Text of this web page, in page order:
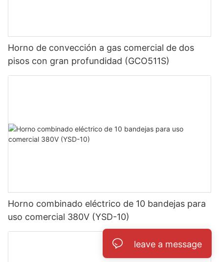
Horno de convección a gas comercial de dos
pisos con gran profundidad (GCO511S)
Horno combinado eléctrico de 10 bandejas para
uso comercial 380V (YSD-10)
leave a message